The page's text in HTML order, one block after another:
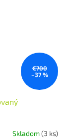
€700
–37 %
Skladom(3 ks)